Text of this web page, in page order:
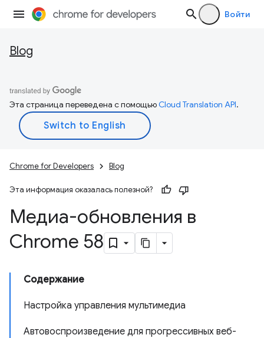
Войти
Blog
Эта страница переведена с помощьюCloud Translation API.
Chrome for Developers Blog
Эта информация оказалась полезной?
Медиа-обновления в
Chrome 58
Содержание
Настройка управления мультимедиа
Автовоспроизведение для прогрессивных веб-